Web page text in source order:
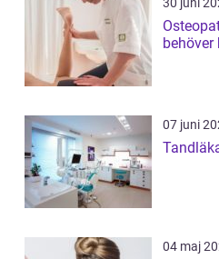
Osteopat i
07 juni
04 maj